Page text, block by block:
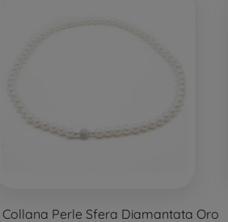
Collana Perle Sfera Diamantata Oro